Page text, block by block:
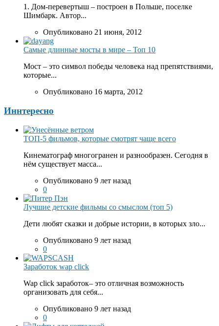
1. Дом-перевертыш – построен в Польше, поселке
Шимбарк. Автор...
Опубликовано 21 июня, 2012
Самые длинные мосты в мире – Топ 10
Мост – это символ победы человека над препятствиями,
которые...
Опубликовано 16 марта, 2012
Иннтересно
ТОП-5 фильмов, которые смотрят чаще всего
Кинематограф многогранен и разнообразен. Сегодня в
нём существует масса...
Опубликовано 9 лет назад
0
Лучшие детские фильмы со смыслом (топ 5)
Дети любят сказки и добрые истории, в которых зло...
Опубликовано 9 лет назад
0
Заработок wap click
Wap click заработок– это отличная возможность
организовать для себя...
Опубликовано 9 лет назад
0